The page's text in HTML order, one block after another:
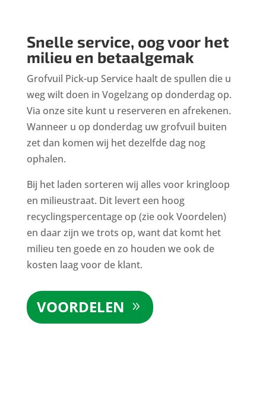
Snelle service, oog voor het
milieu en betaalgemak
Grofvuil Pick-up Service haalt de spullen die u
weg wilt doen in Vogelzang op donderdag op.
Via onze site kunt u reserveren en afrekenen.
Wanneer u op donderdag uw grofvuil buiten
zet dan komen wij het dezelfde dag nog
ophalen.
Bij het laden sorteren wij alles voor kringloop
en milieustraat. Dit levert een hoog
recyclingspercentage op (zie ook Voordelen)
en daar zijn we trots op, want dat komt het
milieu ten goede en zo houden we ook de
kosten laag voor de klant.
VOORDELEN